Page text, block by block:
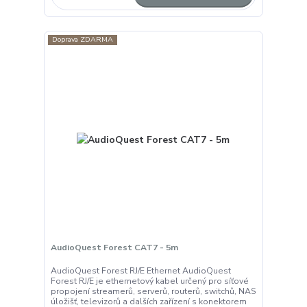
Doprava ZDARMA
AudioQuest Forest CAT7 - 5m
AudioQuest Forest RJ/E Ethernet AudioQuest
Forest RJ/E je ethernetový kabel určený pro síťové
propojení streamerů, serverů, routerů, switchů, NAS
úložišť, televizorů a dalších zařízení s konektorem